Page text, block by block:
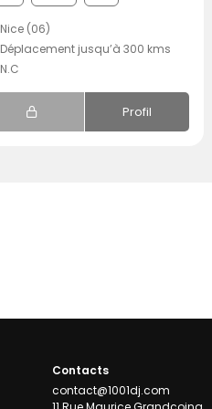
Nice (06)
Déplacement jusqu’à 300 kms
N.C
Profil
Contacts
contact@1001dj.com